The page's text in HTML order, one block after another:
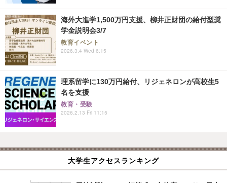
海外大進学1,500万円支援、柳井正財団の給付型奨
学金説明会3/7
教育イベント
2026.3.4 Wed 6:15
理系留学に130万円給付、リジェネロンが高校生5
名を支援
教育・受験
2026.2.13 Fri 11:15
大学生アクセスランキング